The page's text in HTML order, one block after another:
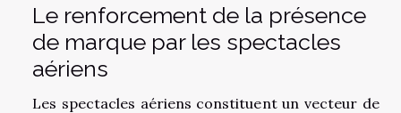
Le renforcement de la présence
de marque par les spectacles
aériens
Les spectacles aériens constituent un vecteur de